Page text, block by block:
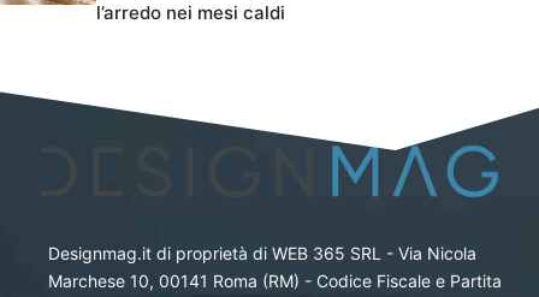
l’arredo nei mesi caldi
Designmag.it di proprietà di WEB 365 SRL - Via Nicola
Marchese 10, 00141 Roma (RM) - Codice Fiscale e Partita